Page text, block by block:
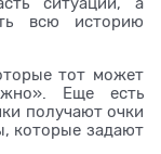
всю историю
тот может
Еще есть
получают очки
которые задают